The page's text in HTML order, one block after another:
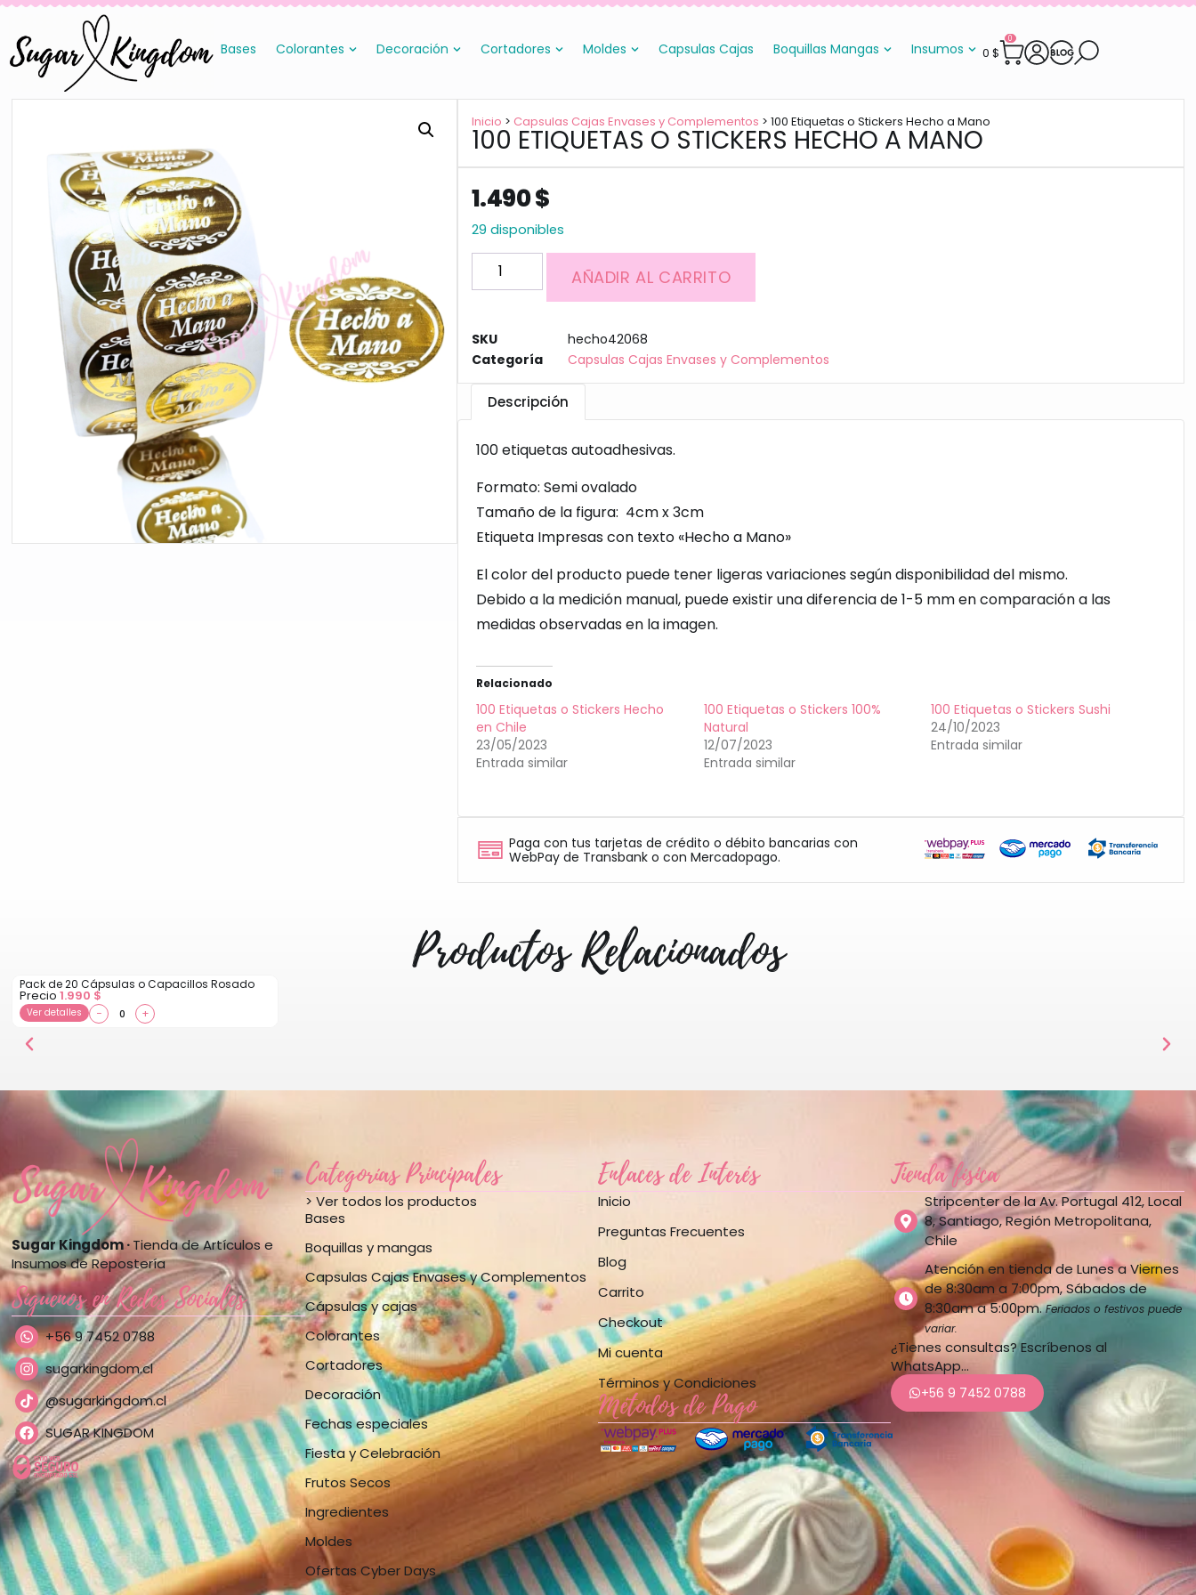
Bases Colorantes Decoración Cortadores Moldes Capsulas Cajas Boquillas Mangas Insumos 0 $
0
Inicio > Capsulas Cajas Envases y Complementos > 100 Etiquetas o Stickers Hecho a Mano
100 ETIQUETAS O STICKERS HECHO A MANO
1.490$
29 disponibles
AÑADIR AL CARRITO
SKU
hecho42068
Categoría
Capsulas Cajas Envases y Complementos
Descripción
100 etiquetas autoadhesivas.
Formato: Semi ovalado
Tamaño de la figura: 4cm x 3cm
Etiqueta Impresas con texto «Hecho a Mano»
El color del producto puede tener ligeras variaciones según disponibilidad del mismo.
Debido a la medición manual, puede existir una diferencia de 1-5 mm en comparación a las
medidas observadas en la imagen.
Relacionado
100 Etiquetas o Stickers Hecho
en Chile
23/05/2023
Entrada similar
100 Etiquetas o Stickers 100%
Natural
12/07/2023
Entrada similar
100 Etiquetas o Stickers Sushi
24/10/2023
Entrada similar
Paga con tus tarjetas de crédito o débito bancarias con
WebPay de Transbank o con Mercadopago.
Productos Relacionados
Pack de 20 Cápsulas o Capacillos Rosado
Precio1.990 $
Ver detalles − +
Sugar Kingdom ·Tienda de Artículos e
Insumos de Repostería
Síguenos en Redes Sociales
+56 9 7452 0788
sugarkingdom.cl
@sugarkingdom.cl
SUGAR KINGDOM
Categorías Principales
> Ver todos los productos
Bases
Boquillas y mangas
Capsulas Cajas Envases y Complementos
Cápsulas y cajas
Colorantes
Cortadores
Decoración
Fechas especiales
Fiesta y Celebración
Frutos Secos
Ingredientes
Moldes
Ofertas Cyber Days
Enlaces de Interés
Inicio
Preguntas Frecuentes
Blog
Carrito
Checkout
Mi cuenta
Términos y Condiciones
Métodos de Pago
Tienda física
Stripcenter de la Av. Portugal 412, Local
8, Santiago, Región Metropolitana,
Chile
Atención en tienda de Lunes a Viernes
de 8:30am a 7:00pm, Sábados de
8:30am a 5:00pm.Feriados o festivos puede
variar.
¿Tienes consultas? Escríbenos al
WhatsApp…
+56 9 7452 0788